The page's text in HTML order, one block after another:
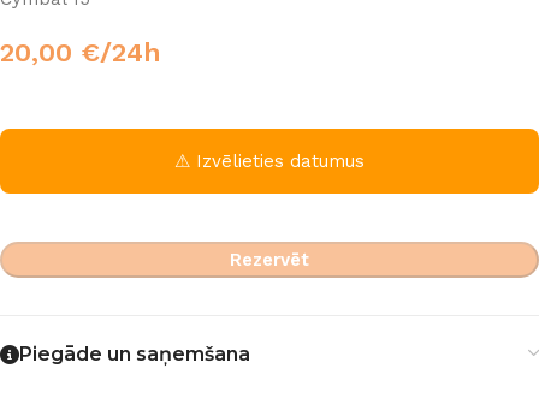
20,00 €/24h
⚠ Izvēlieties datumus
Rezervēt
Piegāde un saņemšana